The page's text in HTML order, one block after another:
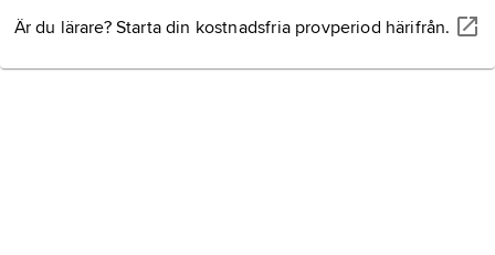
Är du lärare? Starta din kostnadsfria provperiod härifrån.